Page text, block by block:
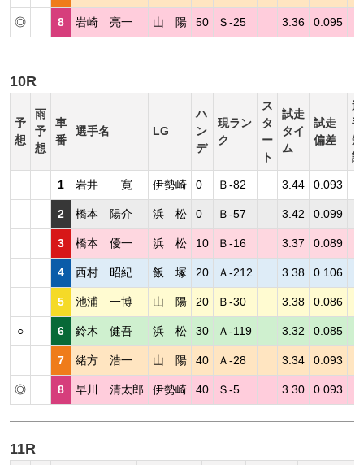
◎ 8 岩崎 亮一 山 陽 50 Ｓ-25 3.36 0.095
10R
予
想
雨
予
想
車
番
選手名 LG
ハ
ン
デ
現ラン
ク
ス
タ
ー
ト
試走
タイ
ム
試走
偏差
選
手
短
評
1 岩井 寛 伊勢崎 0 Ｂ-82 3.44 0.093
2 橋本 陽介 浜 松 0 Ｂ-57 3.42 0.099
3 橋本 優一 浜 松 10 Ｂ-16 3.37 0.089
4 西村 昭紀 飯 塚 20 Ａ-212 3.38 0.106
5 池浦 一博 山 陽 20 Ｂ-30 3.38 0.086
○ 6 鈴木 健吾 浜 松 30 Ａ-119 3.32 0.085
7 緒方 浩一 山 陽 40 Ａ-28 3.34 0.093
◎ 8 早川 清太郎 伊勢崎 40 Ｓ-5 3.30 0.093
11R